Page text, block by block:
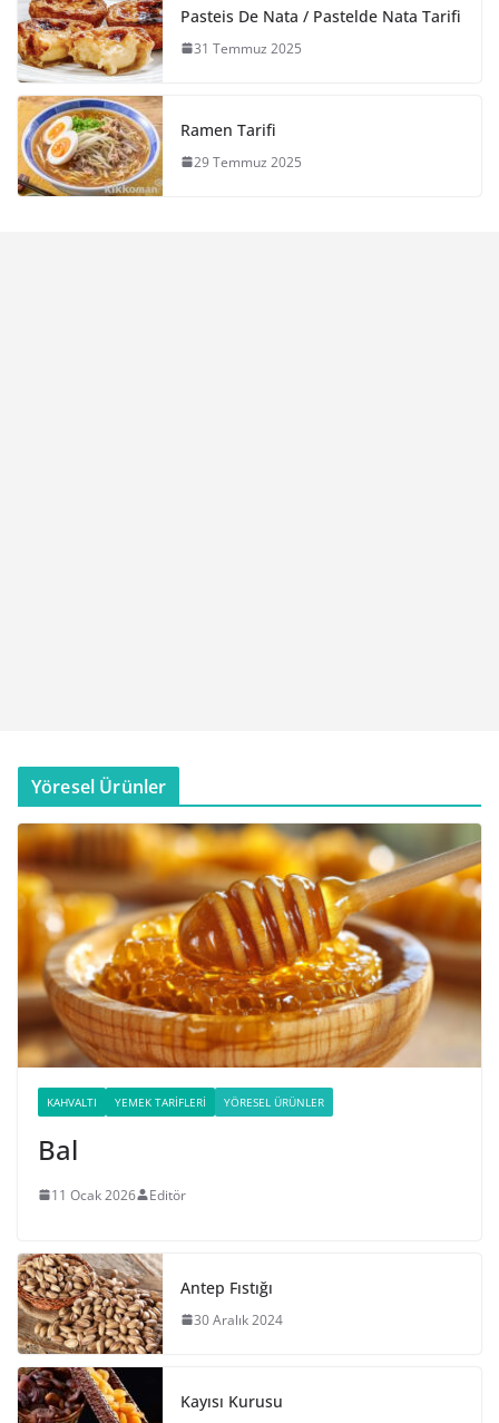
Pasteis De Nata / Pastelde Nata Tarifi
31 Temmuz 2025
Ramen Tarifi
29 Temmuz 2025
Yöresel Ürünler
KAHVALTI YEMEK TARIFLERI YÖRESEL ÜRÜNLER
Bal
11 Ocak 2026 Editör
Antep Fıstığı
30 Aralık 2024
Kayısı Kurusu